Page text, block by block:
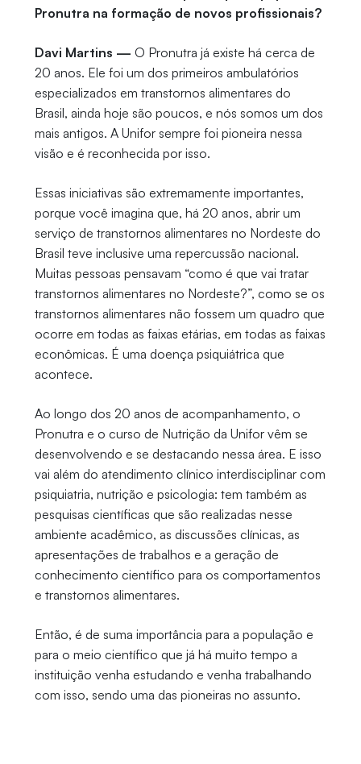
Pronutra na formação de novos profissionais?
Davi Martins — O Pronutra já existe há cerca de
20 anos. Ele foi um dos primeiros ambulatórios
especializados em transtornos alimentares do
Brasil, ainda hoje são poucos, e nós somos um dos
mais antigos. A Unifor sempre foi pioneira nessa
visão e é reconhecida por isso.
Essas iniciativas são extremamente importantes,
porque você imagina que, há 20 anos, abrir um
serviço de transtornos alimentares no Nordeste do
Brasil teve inclusive uma repercussão nacional.
Muitas pessoas pensavam “como é que vai tratar
transtornos alimentares no Nordeste?”, como se os
transtornos alimentares não fossem um quadro que
ocorre em todas as faixas etárias, em todas as faixas
econômicas. É uma doença psiquiátrica que
acontece.
Ao longo dos 20 anos de acompanhamento, o
Pronutra e o curso de Nutrição da Unifor vêm se
desenvolvendo e se destacando nessa área. E isso
vai além do atendimento clínico interdisciplinar com
psiquiatria, nutrição e psicologia: tem também as
pesquisas científicas que são realizadas nesse
ambiente acadêmico, as discussões clínicas, as
apresentações de trabalhos e a geração de
conhecimento científico para os comportamentos
e transtornos alimentares.
Então, é de suma importância para a população e
para o meio científico que já há muito tempo a
instituição venha estudando e venha trabalhando
com isso, sendo uma das pioneiras no assunto.